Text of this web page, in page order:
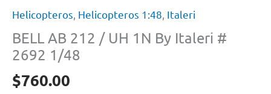
Helicopteros Helicopteros 1:48 Italeri
BELL AB 212 / UH 1N By Italeri #
2692 1/48
$760.00